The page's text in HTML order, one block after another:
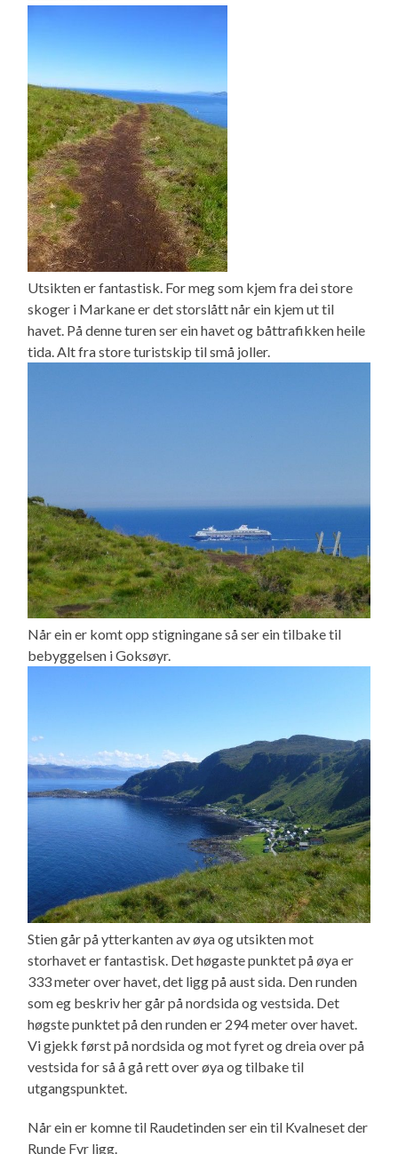
Utsikten er fantastisk. For meg som kjem fra dei store
skoger i Markane er det storslått når ein kjem ut til
havet. På denne turen ser ein havet og båttrafikken heile
tida. Alt fra store turistskip til små joller.
Når ein er komt opp stigningane så ser ein tilbake til
bebyggelsen i Goksøyr.
Stien går på ytterkanten av øya og utsikten mot
storhavet er fantastisk. Det høgaste punktet på øya er
333 meter over havet, det ligg på aust sida. Den runden
som eg beskriv her går på nordsida og vestsida. Det
høgste punktet på den runden er 294 meter over havet.
Vi gjekk først på nordsida og mot fyret og dreia over på
vestsida for så å gå rett over øya og tilbake til
utgangspunktet.
Når ein er komne til Raudetinden ser ein til Kvalneset der
Runde Fyr ligg.